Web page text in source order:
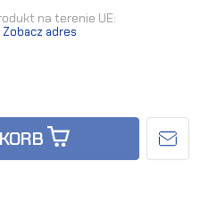
na terenie UE:
Zobacz adres